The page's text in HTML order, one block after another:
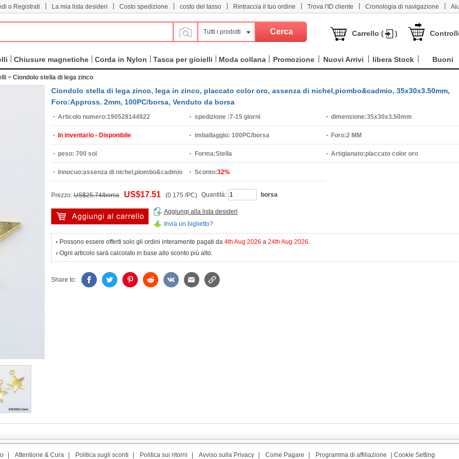
o Registrati La mia lista desideri Costo spedizione costo del tasso Rintraccia il tuo ordine Trova l'ID cliente Cronologia di navigazione
Tutti i prodotti Carrello ( )
Chiusure magnetiche Corda in Nylon Tasca per gioielli Moda collana Promozione Nuovi Arrivi libera Stock Buoni
> Ciondolo stella di lega zinco
Ciondolo stella di lega zinco, lega in zinco, placcato color oro, assenza di nichel,piombo&cadmio, 35x30x3.50mm,
Foro:Appross. 2mm, 100PC/borsa, Venduto da borsa
Articolo numero:190528144922 spedizione :7-15 giorni dimensione:35x30x3.50mm
In inventario - Disponibile imballaggio: 100PC/borsa Foro:2 MM
peso: 700 sol Forma:Stella Artigianato:placcato color oro
Innocuo:assenza di nichel,piombo&cadmio Sconto:32%
Prezzo: US$25.74/borsa US$17.51 (0.175 /PC) Quantità: borsa
Aggiungi alla lista desideri
Invia un biglietto?
Possono essere offerti solo gli ordini interamente pagati da 4th Aug 2026 a 24th Aug 2026.
Ogni articolo sarà calcolato in base allo sconto più alto.
Share to:
Attentione & Cura Politica sugli sconti Politica sui ritorni Avviso sulla Privacy Come Pagare Programma di affiliazione Cookie Setting